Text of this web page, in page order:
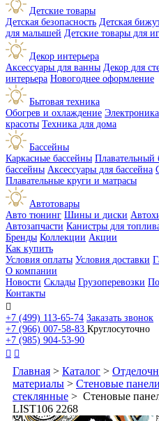
Детские товары
Детская безопасность Детская
для малышей Детские товары для
Декор интерьера
Аксессуары для ванны Декор для
интерьера Новогоднее оформление
Бытовая техника
Обогрев и охлаждение Электроника
красоты Техника для дома
Бассейны
Каркасные бассейны Плавательный
бассейны Аксессуары для бассейна
Плавательные круги и матрасы
Автотовары
Авто тюнинг Шины и диски
Автозапчасти Канистры для
Бренды Коллекции Акции
Как купить
Условия оплаты Условия доставки
О компании
Новости Склады Грузоперевозки
Контакты

+7 (499) 113-65-74 Заказать звонок
+7 (966) 007-58-83 Круглосуточно
+7 (985) 904-53-90
 
Главная > Каталог >
материалы > Стеновые панели
стеклянные > Стеновые
LIST106 2268